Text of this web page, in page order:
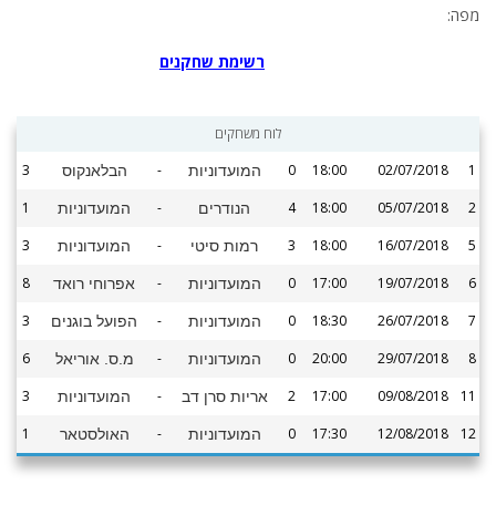
מפה:
רשימת שחקנים
לוח משחקים
1
02/07/2018
18:00
0 המועדוניות - הבלאנקוס
3
2
05/07/2018
18:00
4 הנודרים - המועדוניות
1
5
16/07/2018
18:00
3 רמות סיטי - המועדוניות
3
6
19/07/2018
17:00
0 המועדוניות - אפרוחי רואד
8
7
26/07/2018
18:30
0 המועדוניות - הפועל בוגנים
3
8
29/07/2018
20:00
0 המועדוניות - מ.ס. אוריאל
6
11
09/08/2018
17:00
2 אריות סרן דב - המועדוניות
3
12
12/08/2018
17:30
0 המועדוניות - האולסטאר 1